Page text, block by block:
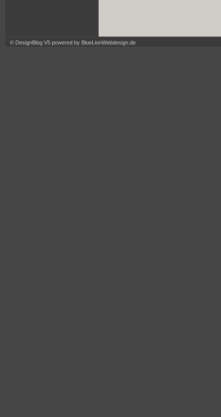
© DesignBlog V5 powered by BlueLionWebdesign.de